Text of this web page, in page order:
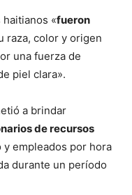
haitianos «fueron
raza, color y origen
una fuerza de
piel clara».
a brindar
de recursos
empleados por hora
durante un período